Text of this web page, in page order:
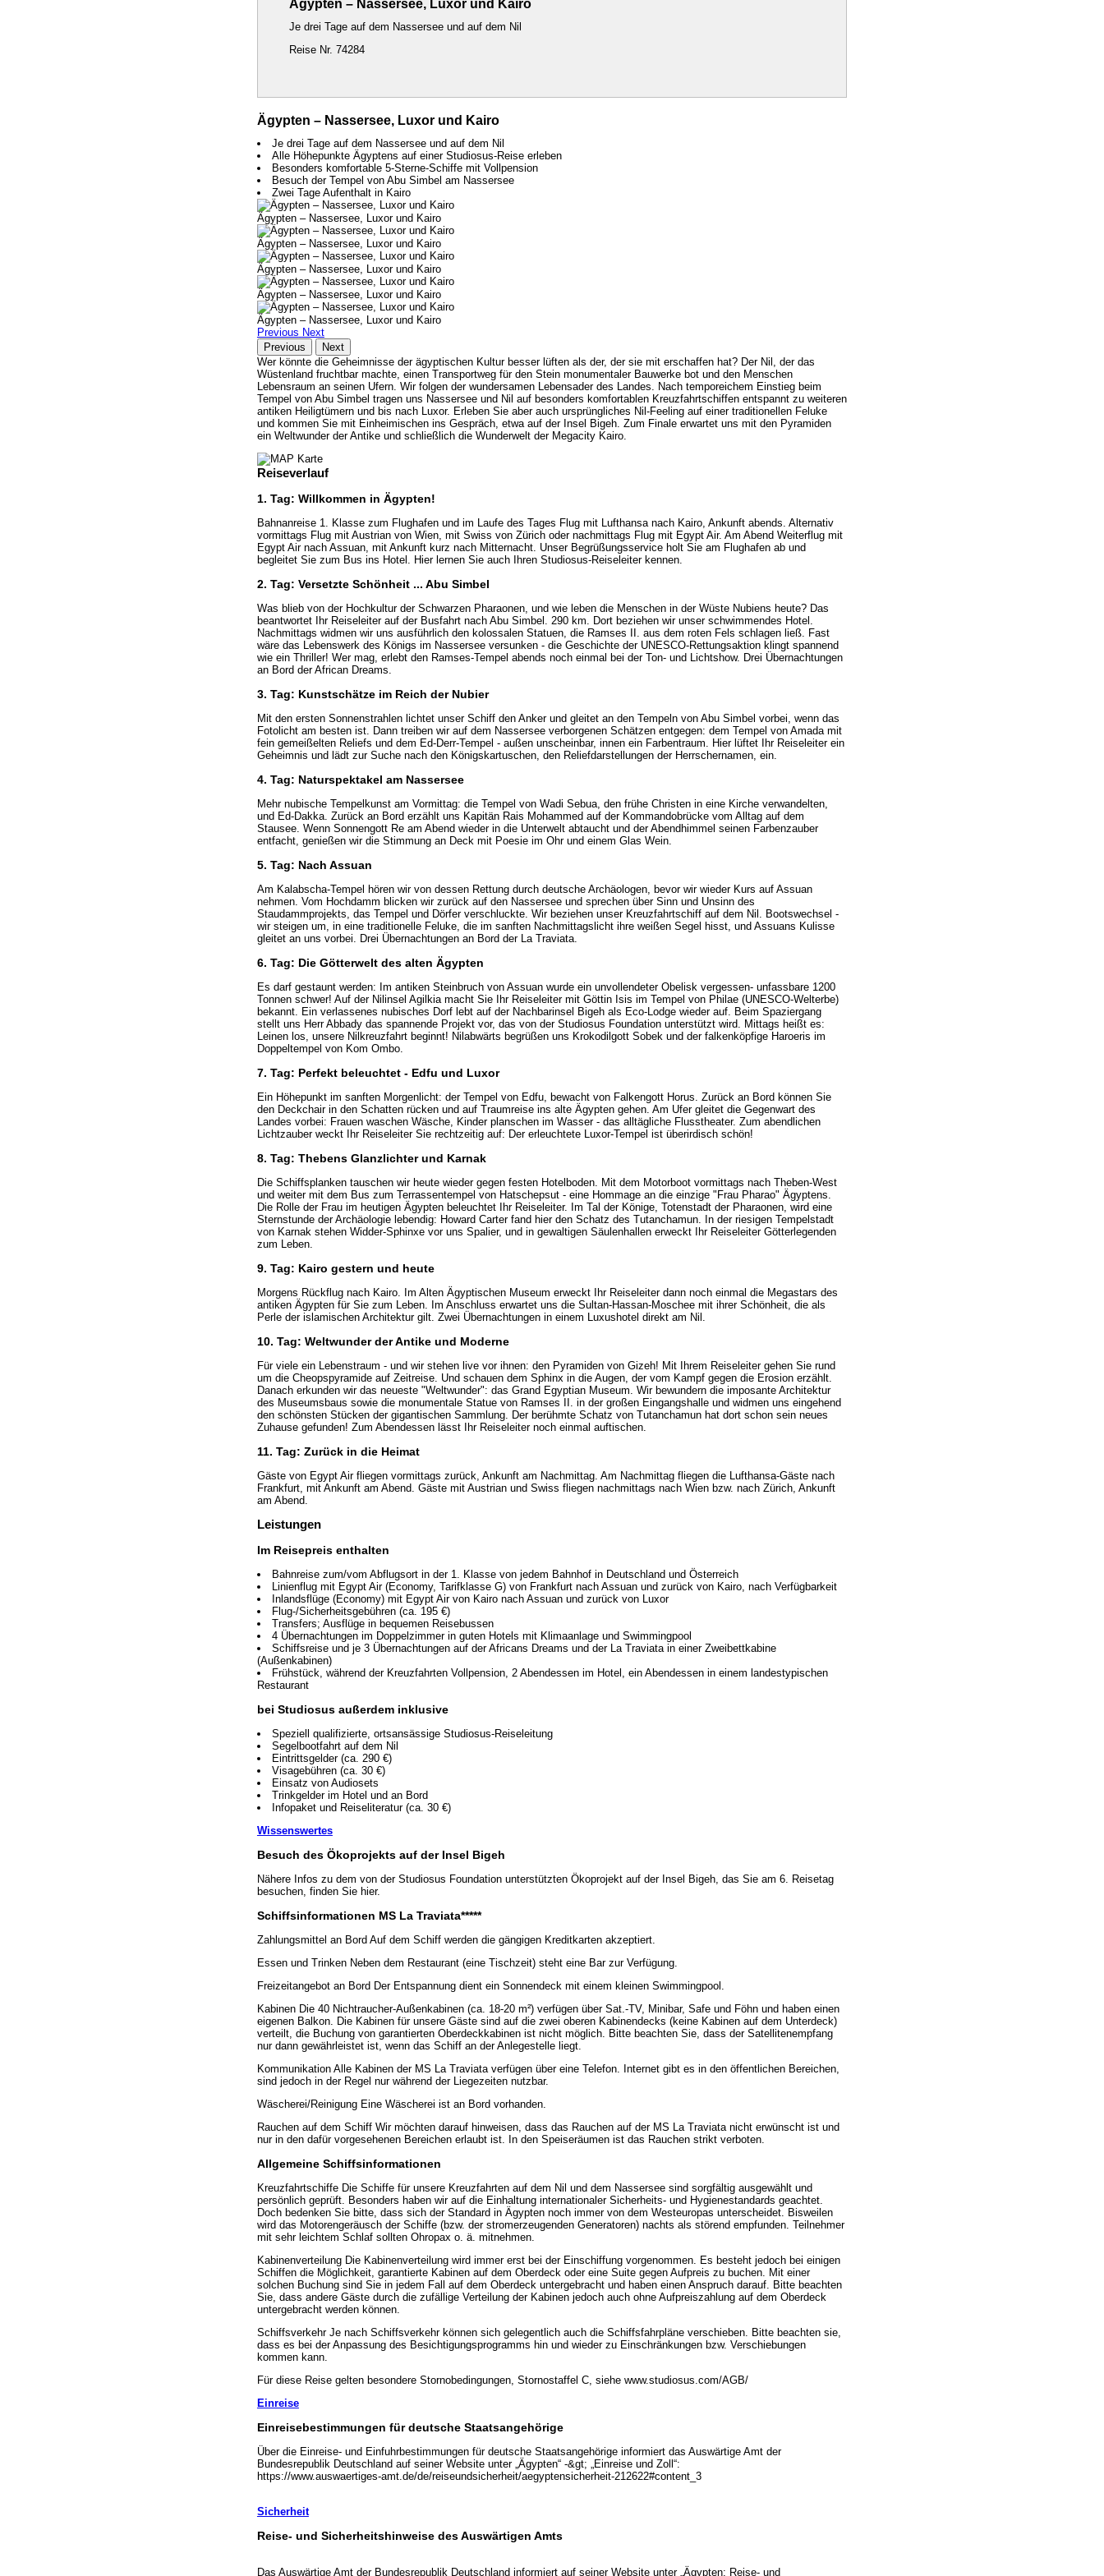
Ägypten – Nassersee, Luxor und Kairo
Je drei Tage auf dem Nassersee und auf dem Nil
Reise Nr. 74284
Ägypten – Nassersee, Luxor und Kairo
Je drei Tage auf dem Nassersee und auf dem Nil
Alle Höhepunkte Ägyptens auf einer Studiosus-Reise erleben
Besonders komfortable 5-Sterne-Schiffe mit Vollpension
Besuch der Tempel von Abu Simbel am Nassersee
Zwei Tage Aufenthalt in Kairo
Ägypten – Nassersee, Luxor und Kairo
Ägypten – Nassersee, Luxor und Kairo
Ägypten – Nassersee, Luxor und Kairo
Ägypten – Nassersee, Luxor und Kairo
Ägypten – Nassersee, Luxor und Kairo
Previous Next
Previous
Next
Wer könnte die Geheimnisse der ägyptischen Kultur besser lüften als der, der sie mit erschaffen hat? Der Nil, der das
Wüstenland fruchtbar machte, einen Transportweg für den Stein monumentaler Bauwerke bot und den Menschen
Lebensraum an seinen Ufern. Wir folgen der wundersamen Lebensader des Landes. Nach temporeichem Einstieg beim
Tempel von Abu Simbel tragen uns Nassersee und Nil auf besonders komfortablen Kreuzfahrtschiffen entspannt zu weiteren
antiken Heiligtümern und bis nach Luxor. Erleben Sie aber auch ursprüngliches Nil-Feeling auf einer traditionellen Feluke
und kommen Sie mit Einheimischen ins Gespräch, etwa auf der Insel Bigeh. Zum Finale erwartet uns mit den Pyramiden
ein Weltwunder der Antike und schließlich die Wunderwelt der Megacity Kairo.
Reiseverlauf
1. Tag: Willkommen in Ägypten!
Bahnanreise 1. Klasse zum Flughafen und im Laufe des Tages Flug mit Lufthansa nach Kairo, Ankunft abends. Alternativ
vormittags Flug mit Austrian von Wien, mit Swiss von Zürich oder nachmittags Flug mit Egypt Air. Am Abend Weiterflug mit
Egypt Air nach Assuan, mit Ankunft kurz nach Mitternacht. Unser Begrüßungsservice holt Sie am Flughafen ab und
begleitet Sie zum Bus ins Hotel. Hier lernen Sie auch Ihren Studiosus-Reiseleiter kennen.
2. Tag: Versetzte Schönheit ... Abu Simbel
Was blieb von der Hochkultur der Schwarzen Pharaonen, und wie leben die Menschen in der Wüste Nubiens heute? Das
beantwortet Ihr Reiseleiter auf der Busfahrt nach Abu Simbel. 290 km. Dort beziehen wir unser schwimmendes Hotel.
Nachmittags widmen wir uns ausführlich den kolossalen Statuen, die Ramses II. aus dem roten Fels schlagen ließ. Fast
wäre das Lebenswerk des Königs im Nassersee versunken - die Geschichte der UNESCO-Rettungsaktion klingt spannend
wie ein Thriller! Wer mag, erlebt den Ramses-Tempel abends noch einmal bei der Ton- und Lichtshow. Drei Übernachtungen
an Bord der African Dreams.
3. Tag: Kunstschätze im Reich der Nubier
Mit den ersten Sonnenstrahlen lichtet unser Schiff den Anker und gleitet an den Tempeln von Abu Simbel vorbei, wenn das
Fotolicht am besten ist. Dann treiben wir auf dem Nassersee verborgenen Schätzen entgegen: dem Tempel von Amada mit
fein gemeißelten Reliefs und dem Ed-Derr-Tempel - außen unscheinbar, innen ein Farbentraum. Hier lüftet Ihr Reiseleiter ein
Geheimnis und lädt zur Suche nach den Königskartuschen, den Reliefdarstellungen der Herrschernamen, ein.
4. Tag: Naturspektakel am Nassersee
Mehr nubische Tempelkunst am Vormittag: die Tempel von Wadi Sebua, den frühe Christen in eine Kirche verwandelten,
und Ed-Dakka. Zurück an Bord erzählt uns Kapitän Rais Mohammed auf der Kommandobrücke vom Alltag auf dem
Stausee. Wenn Sonnengott Re am Abend wieder in die Unterwelt abtaucht und der Abendhimmel seinen Farbenzauber
entfacht, genießen wir die Stimmung an Deck mit Poesie im Ohr und einem Glas Wein.
5. Tag: Nach Assuan
Am Kalabscha-Tempel hören wir von dessen Rettung durch deutsche Archäologen, bevor wir wieder Kurs auf Assuan
nehmen. Vom Hochdamm blicken wir zurück auf den Nassersee und sprechen über Sinn und Unsinn des
Staudammprojekts, das Tempel und Dörfer verschluckte. Wir beziehen unser Kreuzfahrtschiff auf dem Nil. Bootswechsel -
wir steigen um, in eine traditionelle Feluke, die im sanften Nachmittagslicht ihre weißen Segel hisst, und Assuans Kulisse
gleitet an uns vorbei. Drei Übernachtungen an Bord der La Traviata.
6. Tag: Die Götterwelt des alten Ägypten
Es darf gestaunt werden: Im antiken Steinbruch von Assuan wurde ein unvollendeter Obelisk vergessen- unfassbare 1200
Tonnen schwer! Auf der Nilinsel Agilkia macht Sie Ihr Reiseleiter mit Göttin Isis im Tempel von Philae (UNESCO-Welterbe)
bekannt. Ein verlassenes nubisches Dorf lebt auf der Nachbarinsel Bigeh als Eco-Lodge wieder auf. Beim Spaziergang
stellt uns Herr Abbady das spannende Projekt vor, das von der Studiosus Foundation unterstützt wird. Mittags heißt es:
Leinen los, unsere Nilkreuzfahrt beginnt! Nilabwärts begrüßen uns Krokodilgott Sobek und der falkenköpfige Haroeris im
Doppeltempel von Kom Ombo.
7. Tag: Perfekt beleuchtet - Edfu und Luxor
Ein Höhepunkt im sanften Morgenlicht: der Tempel von Edfu, bewacht von Falkengott Horus. Zurück an Bord können Sie
den Deckchair in den Schatten rücken und auf Traumreise ins alte Ägypten gehen. Am Ufer gleitet die Gegenwart des
Landes vorbei: Frauen waschen Wäsche, Kinder planschen im Wasser - das alltägliche Flusstheater. Zum abendlichen
Lichtzauber weckt Ihr Reiseleiter Sie rechtzeitig auf: Der erleuchtete Luxor-Tempel ist überirdisch schön!
8. Tag: Thebens Glanzlichter und Karnak
Die Schiffsplanken tauschen wir heute wieder gegen festen Hotelboden. Mit dem Motorboot vormittags nach Theben-West
und weiter mit dem Bus zum Terrassentempel von Hatschepsut - eine Hommage an die einzige "Frau Pharao" Ägyptens.
Die Rolle der Frau im heutigen Ägypten beleuchtet Ihr Reiseleiter. Im Tal der Könige, Totenstadt der Pharaonen, wird eine
Sternstunde der Archäologie lebendig: Howard Carter fand hier den Schatz des Tutanchamun. In der riesigen Tempelstadt
von Karnak stehen Widder-Sphinxe vor uns Spalier, und in gewaltigen Säulenhallen erweckt Ihr Reiseleiter Götterlegenden
zum Leben.
9. Tag: Kairo gestern und heute
Morgens Rückflug nach Kairo. Im Alten Ägyptischen Museum erweckt Ihr Reiseleiter dann noch einmal die Megastars des
antiken Ägypten für Sie zum Leben. Im Anschluss erwartet uns die Sultan-Hassan-Moschee mit ihrer Schönheit, die als
Perle der islamischen Architektur gilt. Zwei Übernachtungen in einem Luxushotel direkt am Nil.
10. Tag: Weltwunder der Antike und Moderne
Für viele ein Lebenstraum - und wir stehen live vor ihnen: den Pyramiden von Gizeh! Mit Ihrem Reiseleiter gehen Sie rund
um die Cheopspyramide auf Zeitreise. Und schauen dem Sphinx in die Augen, der vom Kampf gegen die Erosion erzählt.
Danach erkunden wir das neueste "Weltwunder": das Grand Egyptian Museum. Wir bewundern die imposante Architektur
des Museumsbaus sowie die monumentale Statue von Ramses II. in der großen Eingangshalle und widmen uns eingehend
den schönsten Stücken der gigantischen Sammlung. Der berühmte Schatz von Tutanchamun hat dort schon sein neues
Zuhause gefunden! Zum Abendessen lässt Ihr Reiseleiter noch einmal auftischen.
11. Tag: Zurück in die Heimat
Gäste von Egypt Air fliegen vormittags zurück, Ankunft am Nachmittag. Am Nachmittag fliegen die Lufthansa-Gäste nach
Frankfurt, mit Ankunft am Abend. Gäste mit Austrian und Swiss fliegen nachmittags nach Wien bzw. nach Zürich, Ankunft
am Abend.
Leistungen
Im Reisepreis enthalten
Bahnreise zum/vom Abflugsort in der 1. Klasse von jedem Bahnhof in Deutschland und Österreich
Linienflug mit Egypt Air (Economy, Tarifklasse G) von Frankfurt nach Assuan und zurück von Kairo, nach Verfügbarkeit
Inlandsflüge (Economy) mit Egypt Air von Kairo nach Assuan und zurück von Luxor
Flug-/Sicherheitsgebühren (ca. 195 €)
Transfers; Ausflüge in bequemen Reisebussen
4 Übernachtungen im Doppelzimmer in guten Hotels mit Klimaanlage und Swimmingpool
Schiffsreise und je 3 Übernachtungen auf der Africans Dreams und der La Traviata in einer Zweibettkabine
(Außenkabinen)
Frühstück, während der Kreuzfahrten Vollpension, 2 Abendessen im Hotel, ein Abendessen in einem landestypischen
Restaurant
bei Studiosus außerdem inklusive
Speziell qualifizierte, ortsansässige Studiosus-Reiseleitung
Segelbootfahrt auf dem Nil
Eintrittsgelder (ca. 290 €)
Visagebühren (ca. 30 €)
Einsatz von Audiosets
Trinkgelder im Hotel und an Bord
Infopaket und Reiseliteratur (ca. 30 €)
Wissenswertes
Besuch des Ökoprojekts auf der Insel Bigeh
Nähere Infos zu dem von der Studiosus Foundation unterstützten Ökoprojekt auf der Insel Bigeh, das Sie am 6. Reisetag
besuchen, finden Sie hier.
Schiffsinformationen MS La Traviata*****
Zahlungsmittel an Bord Auf dem Schiff werden die gängigen Kreditkarten akzeptiert.
Essen und Trinken Neben dem Restaurant (eine Tischzeit) steht eine Bar zur Verfügung.
Freizeitangebot an Bord Der Entspannung dient ein Sonnendeck mit einem kleinen Swimmingpool.
Kabinen Die 40 Nichtraucher-Außenkabinen (ca. 18-20 m²) verfügen über Sat.-TV, Minibar, Safe und Föhn und haben einen
eigenen Balkon. Die Kabinen für unsere Gäste sind auf die zwei oberen Kabinendecks (keine Kabinen auf dem Unterdeck)
verteilt, die Buchung von garantierten Oberdeckkabinen ist nicht möglich. Bitte beachten Sie, dass der Satellitenempfang
nur dann gewährleistet ist, wenn das Schiff an der Anlegestelle liegt.
Kommunikation Alle Kabinen der MS La Traviata verfügen über eine Telefon. Internet gibt es in den öffentlichen Bereichen,
sind jedoch in der Regel nur während der Liegezeiten nutzbar.
Wäscherei/Reinigung Eine Wäscherei ist an Bord vorhanden.
Rauchen auf dem Schiff Wir möchten darauf hinweisen, dass das Rauchen auf der MS La Traviata nicht erwünscht ist und
nur in den dafür vorgesehenen Bereichen erlaubt ist. In den Speiseräumen ist das Rauchen strikt verboten.
Allgemeine Schiffsinformationen
Kreuzfahrtschiffe Die Schiffe für unsere Kreuzfahrten auf dem Nil und dem Nassersee sind sorgfältig ausgewählt und
persönlich geprüft. Besonders haben wir auf die Einhaltung internationaler Sicherheits- und Hygienestandards geachtet.
Doch bedenken Sie bitte, dass sich der Standard in Ägypten noch immer von dem Westeuropas unterscheidet. Bisweilen
wird das Motorengeräusch der Schiffe (bzw. der stromerzeugenden Generatoren) nachts als störend empfunden. Teilnehmer
mit sehr leichtem Schlaf sollten Ohropax o. ä. mitnehmen.
Kabinenverteilung Die Kabinenverteilung wird immer erst bei der Einschiffung vorgenommen. Es besteht jedoch bei einigen
Schiffen die Möglichkeit, garantierte Kabinen auf dem Oberdeck oder eine Suite gegen Aufpreis zu buchen. Mit einer
solchen Buchung sind Sie in jedem Fall auf dem Oberdeck untergebracht und haben einen Anspruch darauf. Bitte beachten
Sie, dass andere Gäste durch die zufällige Verteilung der Kabinen jedoch auch ohne Aufpreiszahlung auf dem Oberdeck
untergebracht werden können.
Schiffsverkehr Je nach Schiffsverkehr können sich gelegentlich auch die Schiffsfahrpläne verschieben. Bitte beachten sie,
dass es bei der Anpassung des Besichtigungsprogramms hin und wieder zu Einschränkungen bzw. Verschiebungen
kommen kann.
Für diese Reise gelten besondere Stornobedingungen, Stornostaffel C, siehe www.studiosus.com/AGB/
Einreise
Einreisebestimmungen für deutsche Staatsangehörige
Über die Einreise- und Einfuhrbestimmungen für deutsche Staatsangehörige informiert das Auswärtige Amt der
Bundesrepublik Deutschland auf seiner Website unter „Ägypten“ -&gt; „Einreise und Zoll“:
https://www.auswaertiges-amt.de/de/reiseundsicherheit/aegyptensicherheit-212622#content_3
Sicherheit
Reise- und Sicherheitshinweise des Auswärtigen Amts
Das Auswärtige Amt der Bundesrepublik Deutschland informiert auf seiner Website unter „Ägypten: Reise- und